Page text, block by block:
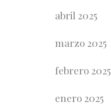
abril 2025
marzo 2025
febrero 2025
enero 2025